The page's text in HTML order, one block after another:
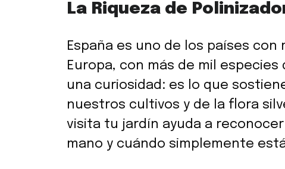
La Riqueza de
España es uno de los países
Europa, con más de mil
una curiosidad: es lo que
nuestros cultivos y de la flora
visita tu jardín ayuda a
mano y cuándo simplemente